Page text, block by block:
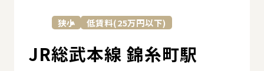
狭小 低賃料(25万円以下)
JR総武本線 錦糸町駅